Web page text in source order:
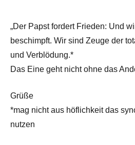
„Der Papst fordert Frieden: Und
beschimpft. Wir sind Zeuge der
und Verblödung.*
Das Eine geht nicht ohne das
Grüße
*mag nicht aus höflichkeit das
nutzen